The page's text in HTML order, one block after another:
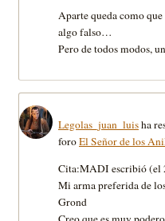
Aparte queda como
algo falso…
Pero de todos modos,
Legolas_juan_luisha
foroEl Señor de los
Cita:MADI escribió (el
Mi arma preferida de
Grond